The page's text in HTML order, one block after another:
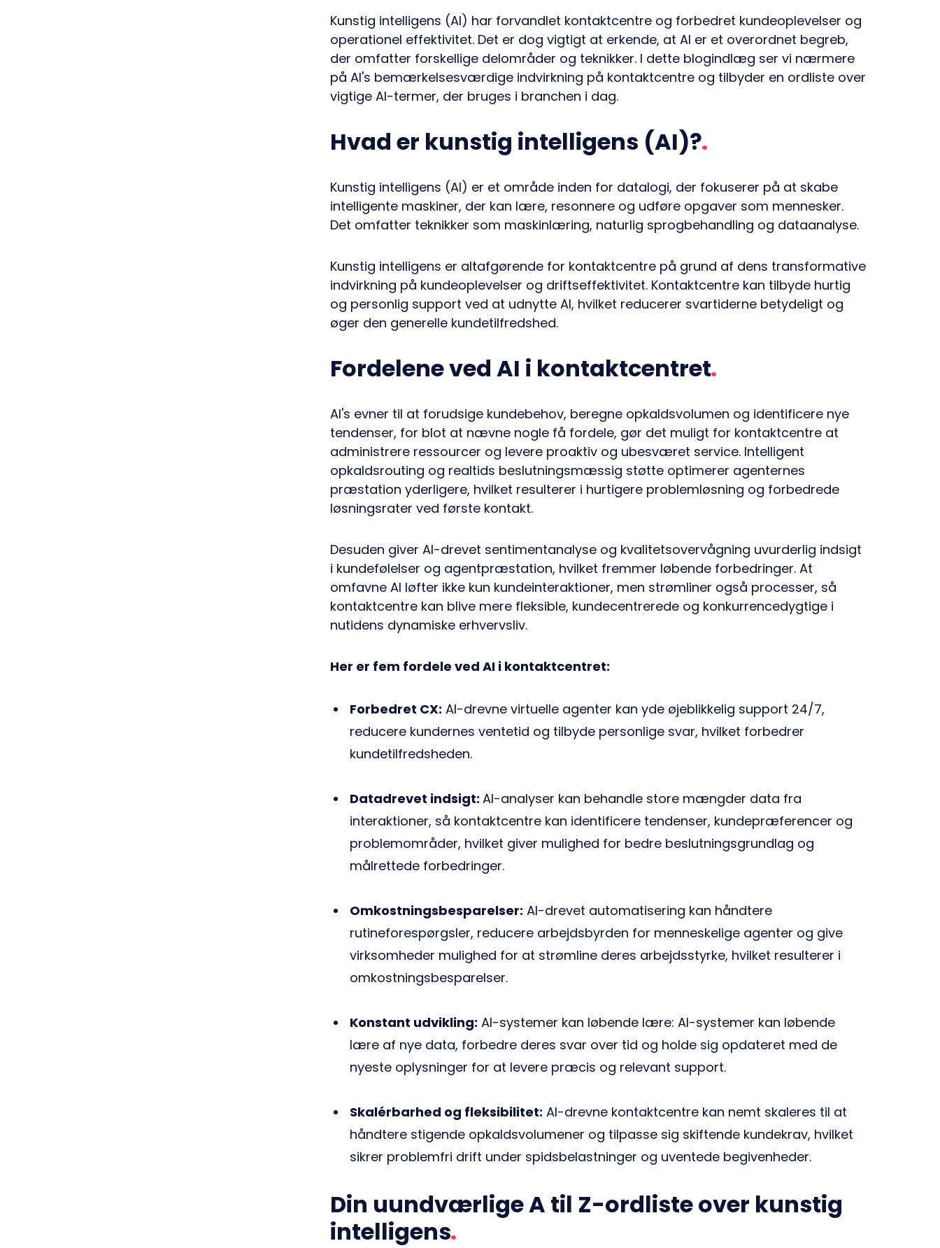
Kunstig intelligens (AI) har forvandlet kontaktcentre og forbedret kundeoplevelser og
operationel effektivitet. Det er dog vigtigt at erkende, at AI er et overordnet begreb,
der omfatter forskellige delområder og teknikker. I dette blogindlæg ser vi nærmere
på AI's bemærkelsesværdige indvirkning på kontaktcentre og tilbyder en ordliste over
vigtige AI-termer, der bruges i branchen i dag.
Hvad er kunstig intelligens (AI)?
Kunstig intelligens (AI) er et område inden for datalogi, der fokuserer på at skabe
intelligente maskiner, der kan lære, resonnere og udføre opgaver som mennesker.
Det omfatter teknikker som maskinlæring, naturlig sprogbehandling og dataanalyse.
Kunstig intelligens er altafgørende for kontaktcentre på grund af dens transformative
indvirkning på kundeoplevelser og driftseffektivitet. Kontaktcentre kan tilbyde hurtig
og personlig support ved at udnytte AI, hvilket reducerer svartiderne betydeligt og
øger den generelle kundetilfredshed.
Fordelene ved AI i kontaktcentret
AI's evner til at forudsige kundebehov, beregne opkaldsvolumen og identificere nye
tendenser, for blot at nævne nogle få fordele, gør det muligt for kontaktcentre at
administrere ressourcer og levere proaktiv og ubesværet service. Intelligent
opkaldsrouting og realtids beslutningsmæssig støtte optimerer agenternes
præstation yderligere, hvilket resulterer i hurtigere problemløsning og forbedrede
løsningsrater ved første kontakt.
Desuden giver AI-drevet sentimentanalyse og kvalitetsovervågning uvurderlig indsigt
i kundefølelser og agentpræstation, hvilket fremmer løbende forbedringer. At
omfavne AI løfter ikke kun kundeinteraktioner, men strømliner også processer, så
kontaktcentre kan blive mere fleksible, kundecentrerede og konkurrencedygtige i
nutidens dynamiske erhvervsliv.
Her er fem fordele ved AI i kontaktcentret:
Forbedret CX: AI-drevne virtuelle agenter kan yde øjeblikkelig support 24/7,
reducere kundernes ventetid og tilbyde personlige svar, hvilket forbedrer
kundetilfredsheden.
Datadrevet indsigt: AI-analyser kan behandle store mængder data fra
interaktioner, så kontaktcentre kan identificere tendenser, kundepræferencer og
problemområder, hvilket giver mulighed for bedre beslutningsgrundlag og
målrettede forbedringer.
Omkostningsbesparelser: AI-drevet automatisering kan håndtere
rutineforespørgsler, reducere arbejdsbyrden for menneskelige agenter og give
virksomheder mulighed for at strømline deres arbejdsstyrke, hvilket resulterer i
omkostningsbesparelser.
Konstant udvikling: AI-systemer kan løbende lære: AI-systemer kan løbende
lære af nye data, forbedre deres svar over tid og holde sig opdateret med de
nyeste oplysninger for at levere præcis og relevant support.
Skalérbarhed og fleksibilitet: AI-drevne kontaktcentre kan nemt skaleres til at
håndtere stigende opkaldsvolumener og tilpasse sig skiftende kundekrav, hvilket
sikrer problemfri drift under spidsbelastninger og uventede begivenheder.
Din uundværlige A til Z-ordliste over kunstig
intelligens